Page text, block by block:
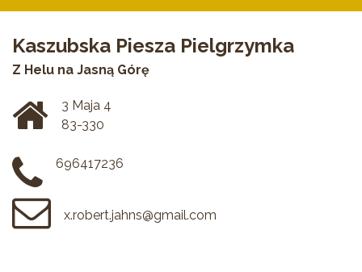
Kaszubska Piesza Pielgrzymka
Z Helu na Jasną Górę
3 Maja 4
83-330
696417236
x.robert.jahns@gmail.com